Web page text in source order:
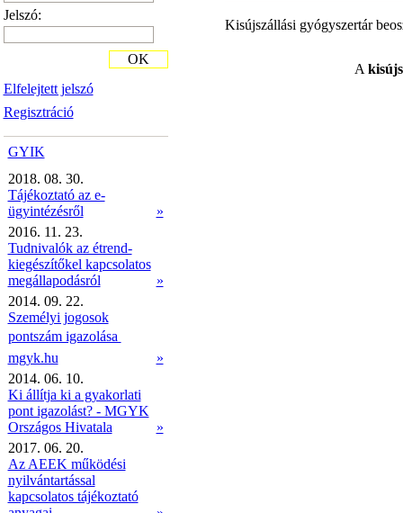
Jelszó:
Elfelejtett jelszó
Regisztráció
OK
GYIK
2018. 08. 30.
Tájékoztató az e-
ügyintézésről
»
2016. 11. 23.
Tudnivalók az étrend-
kiegészítőkel kapcsolatos
megállapodásról
»
2014. 09. 22.
Személyi jogosok
pontszám igazolása 
mgyk.hu
»
2014. 06. 10.
Ki állítja ki a gyakorlati
pont igazolást? - MGYK
Országos Hivatala
»
2017. 06. 20.
Az AEEK működési
nyilvántartással
kapcsolatos tájékoztató
Kisújszállási gyógyszertár
A